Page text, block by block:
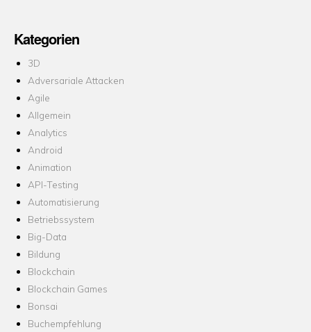
Kategorien
3D
Adversariale Attacken
Agile
Allgemein
Analytics
Android
Animation
API-Testing
Automatisierung
Betriebssystem
Big-Data
Bildung
Blockchain
Blockchain Games
Bonsai
Buchempfehlung